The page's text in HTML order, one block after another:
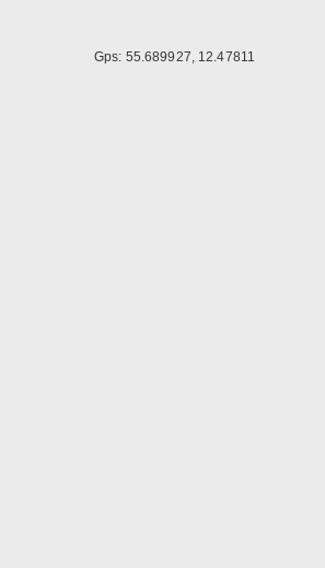
Gps: 55.689927, 12.47811